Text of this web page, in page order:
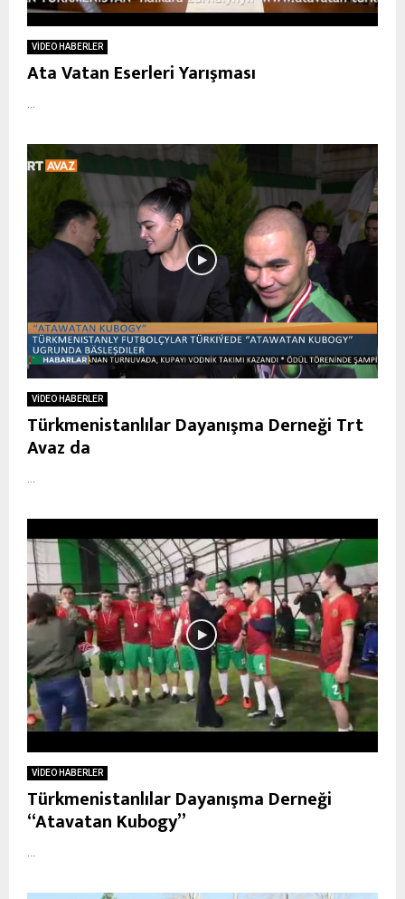
VİDEO HABERLER
Ata Vatan Eserleri Yarışması
VİDEO HABERLER
Türkmenistanlılar Dayanışma Derneği Trt
Avaz da
VİDEO HABERLER
Türkmenistanlılar Dayanışma Derneği
“Atavatan Kubogy”
...